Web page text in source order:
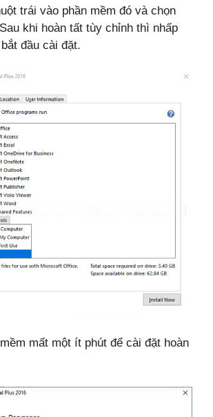
trái vào phần mềm đó và chọn
khi hoàn tất tùy chỉnh thì nhấp
đầu cài đặt.
mất một ít phút để cài đặt hoàn